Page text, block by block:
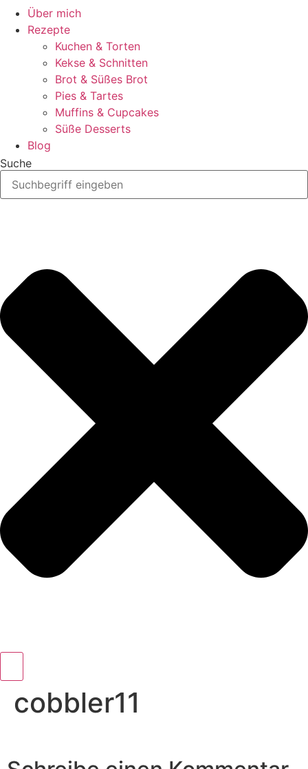
Über mich
Rezepte
Kuchen & Torten
Kekse & Schnitten
Brot & Süßes Brot
Pies & Tartes
Muffins & Cupcakes
Süße Desserts
Blog
Suche
cobbler11